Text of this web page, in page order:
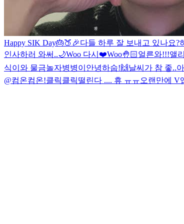
Happy SIK Day🎂🍑🎉다들 하루 잘 보내고 있나요?
인사하러 와써..🌙Woo 다시❤️Woo🤚🏻얼른와!!!앨
식이와 물금놀자병병이 안녕하숩!🙌 날씨가 참 좋..
@컴온컴온!클릭클릭떨린다 .... 휴 ㅠㅠ오랜만에 V